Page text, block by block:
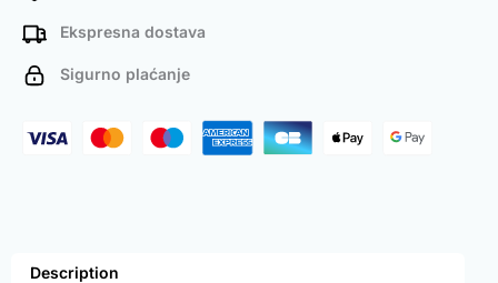
Ekspresna dostava
Sigurno plaćanje
Description